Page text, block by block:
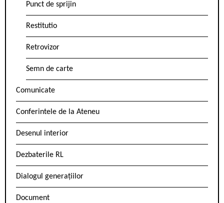
Punct de sprijin
Restitutio
Retrovizor
Semn de carte
Comunicate
Conferintele de la Ateneu
Desenul interior
Dezbaterile RL
Dialogul generațiilor
Document